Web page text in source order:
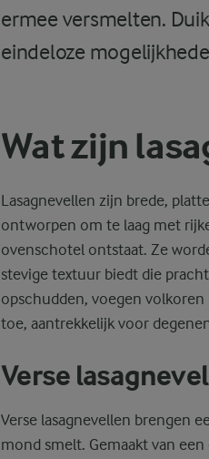
ermee versmelten.
eindeloze
Wat zijn
Lasagnevellen zijn brede,
ontworpen om te laag met
ovenschotel ontstaat. Ze
stevige textuur biedt die
opschudden, voegen
toe, aantrekkelijk voor
Verse
Verse lasagnevellen brengen
mond smelt. Gemaakt van